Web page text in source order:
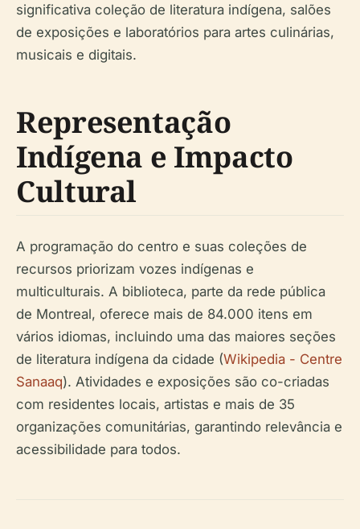
significativa coleção de literatura indígena, salões
de exposições e laboratórios para artes culinárias,
musicais e digitais.
Representação
Indígena e Impacto
Cultural
A programação do centro e suas coleções de
recursos priorizam vozes indígenas e
multiculturais. A biblioteca, parte da rede pública
de Montreal, oferece mais de 84.000 itens em
vários idiomas, incluindo uma das maiores seções
de literatura indígena da cidade (Wikipedia - Centre
Sanaaq). Atividades e exposições são co-criadas
com residentes locais, artistas e mais de 35
organizações comunitárias, garantindo relevância e
acessibilidade para todos.